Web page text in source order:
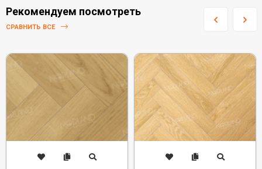
Рекомендуем посмотреть
СРАВНИТЬ ВСЕ